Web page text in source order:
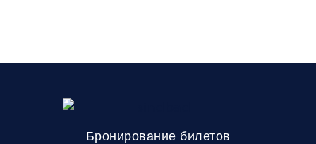
Бронирование билетов